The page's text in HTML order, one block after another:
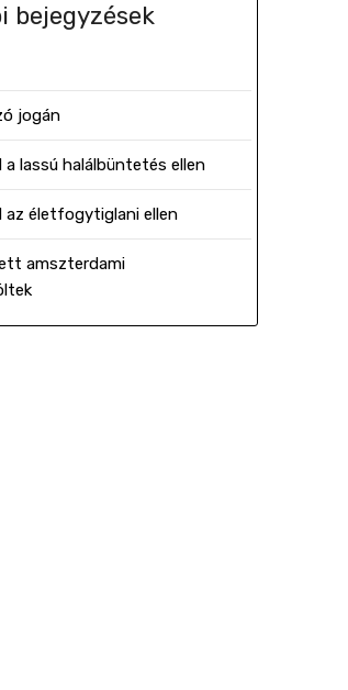
bejegyzések
jogán
a lassú halálbüntetés ellen
az életfogytiglani ellen
amszterdami